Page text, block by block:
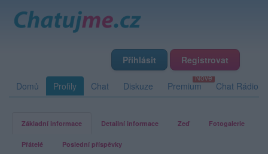
Přihlásit Registrovat
Domů Profily Chat Diskuze Premium Chat Rádio
Základní informace Detailní informace Zeď Fotogalerie
Přátelé Poslední příspěvky